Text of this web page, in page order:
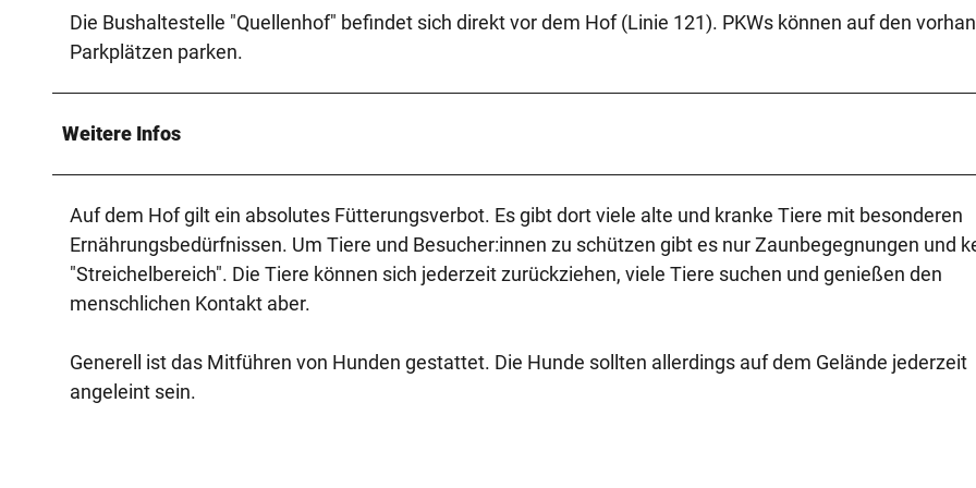
Die Bushaltestelle "Quellenhof" befindet sich direkt vor dem Hof (Linie 121). PKWs können auf den
Parkplätzen parken.
Weitere Infos
Auf dem Hof gilt ein absolutes Fütterungsverbot. Es gibt dort viele alte und kranke Tiere mit besonderen
Ernährungsbedürfnissen. Um Tiere und Besucher:innen zu schützen gibt es nur Zaunbegegnungen und
"Streichelbereich". Die Tiere können sich jederzeit zurückziehen, viele Tiere suchen und genießen den
menschlichen Kontakt aber.
Generell ist das Mitführen von Hunden gestattet. Die Hunde sollten allerdings auf dem Gelände jederzeit
angeleint sein.